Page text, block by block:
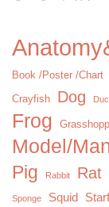
Book /Poster /Chart
Crayfish Dog
Frog
Model/
Pig Rabbit Rat
Sponge Squid